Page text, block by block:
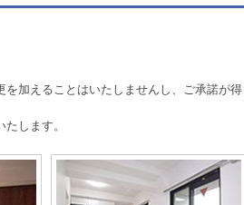
加えることはいたしませんし、ご承諾が得
します。